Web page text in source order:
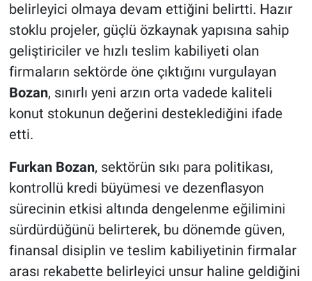
belirleyici olmaya devam ettiğini belirtti. Hazır
stoklu projeler, güçlü özkaynak yapısına sahip
geliştiriciler ve hızlı teslim kabiliyeti olan
firmaların sektörde öne çıktığını vurgulayan
Bozan, sınırlı yeni arzın orta vadede kaliteli
konut stokunun değerini desteklediğini ifade
etti.
Furkan Bozan, sektörün sıkı para politikası,
kontrollü kredi büyümesi ve dezenflasyon
sürecinin etkisi altında dengelenme eğilimini
sürdürdüğünü belirterek, bu dönemde güven,
finansal disiplin ve teslim kabiliyetinin firmalar
arası rekabette belirleyici unsur haline geldiğini